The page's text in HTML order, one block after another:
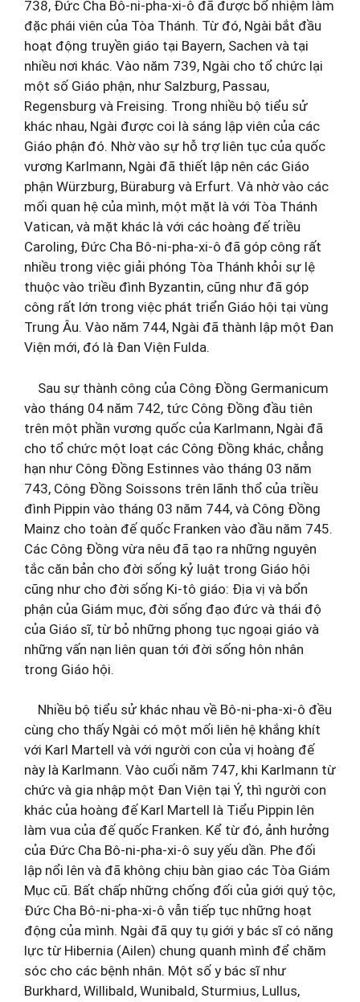
738, Đức Cha Bô-ni-pha-xi-ô đã được bổ nhiệm làm
đặc phái viên của Tòa Thánh. Từ đó, Ngài bắt đầu
hoạt động truyền giáo tại Bayern, Sachen và tại
nhiều nơi khác. Vào năm 739, Ngài cho tổ chức lại
một số Giáo phận, như Salzburg, Passau,
Regensburg và Freising. Trong nhiều bộ tiểu sử
khác nhau, Ngài được coi là sáng lập viên của các
Giáo phận đó. Nhờ vào sự hỗ trợ liên tục của quốc
vương Karlmann, Ngài đã thiết lập nên các Giáo
phận Würzburg, Büraburg và Erfurt. Và nhờ vào các
mối quan hệ của mình, một mặt là với Tòa Thánh
Vatican, và mặt khác là với các hoàng đế triều
Caroling, Đức Cha Bô-ni-pha-xi-ô đã góp công rất
nhiều trong việc giải phóng Tòa Thánh khỏi sự lệ
thuộc vào triều đình Byzantin, cũng như đã góp
công rất lớn trong việc phát triển Giáo hội tại vùng
Trung Âu. Vào năm 744, Ngài đã thành lập một Đan
Viện mới, đó là Đan Viện Fulda.
Sau sự thành công của Công Đồng Germanicum
vào tháng 04 năm 742, tức Công Đồng đầu tiên
trên một phần vương quốc của Karlmann, Ngài đã
cho tổ chức một loạt các Công Đồng khác, chẳng
hạn như Công Đồng Estinnes vào tháng 03 năm
743, Công Đồng Soissons trên lãnh thổ của triều
đình Pippin vào tháng 03 năm 744, và Công Đồng
Mainz cho toàn đế quốc Franken vào đầu năm 745.
Các Công Đồng vừa nêu đã tạo ra những nguyên
tắc căn bản cho đời sống kỷ luật trong Giáo hội
cũng như cho đời sống Ki-tô giáo: Địa vị và bổn
phận của Giám mục, đời sống đạo đức và thái độ
của Giáo sĩ, từ bỏ những phong tục ngoại giáo và
những vấn nạn liên quan tới đời sống hôn nhân
trong Giáo hội.
Nhiều bộ tiểu sử khác nhau về Bô-ni-pha-xi-ô đều
cùng cho thấy Ngài có một mối liên hệ khắng khít
với Karl Martell và với người con của vị hoàng đế
này là Karlmann. Vào cuối năm 747, khi Karlmann từ
chức và gia nhập một Đan Viện tại Ý, thì người con
khác của hoàng đế Karl Martell là Tiểu Pippin lên
làm vua của đế quốc Franken. Kể từ đó, ảnh hưởng
của Đức Cha Bô-ni-pha-xi-ô suy yếu dần. Phe đối
lập nổi lên và đã không chịu bàn giao các Tòa Giám
Mục cũ. Bất chấp những chống đối của giới quý tộc,
Đức Cha Bô-ni-pha-xi-ô vẫn tiếp tục những hoạt
động của mình. Ngài đã quy tụ giới y bác sĩ có năng
lực từ Hibernia (Ailen) chung quanh mình để chăm
sóc cho các bệnh nhân. Một số y bác sĩ như
Burkhard, Willibald, Wunibald, Sturmius, Lullus,